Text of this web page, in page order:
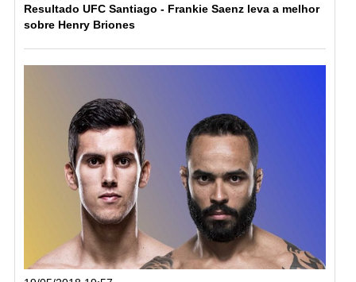
Resultado UFC Santiago - Frankie Saenz leva a melhor
sobre Henry Briones